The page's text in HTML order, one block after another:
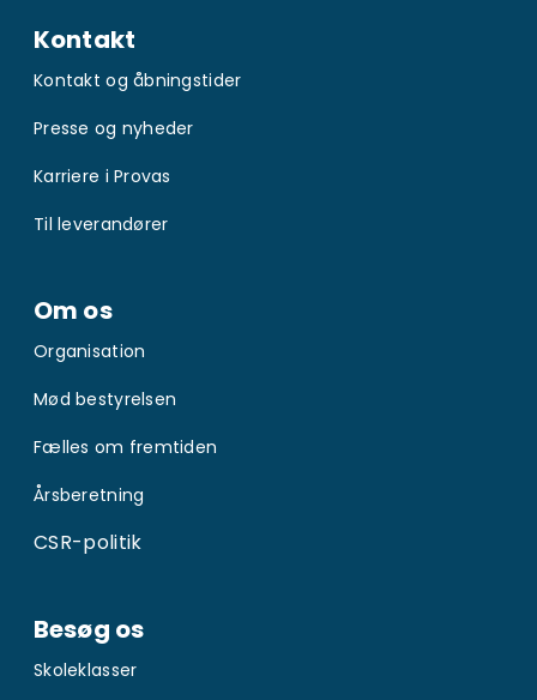
Kontakt
Kontakt og åbningstider
Presse og nyheder
Karriere i Provas
Til leverandører
Om os
Organisation
Mød bestyrelsen
Fælles om fremtiden
Årsberetning
CSR-politik
Besøg os
Skoleklasser